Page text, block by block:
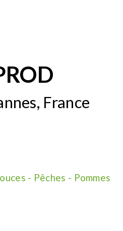
France
- Pêches - Pommes